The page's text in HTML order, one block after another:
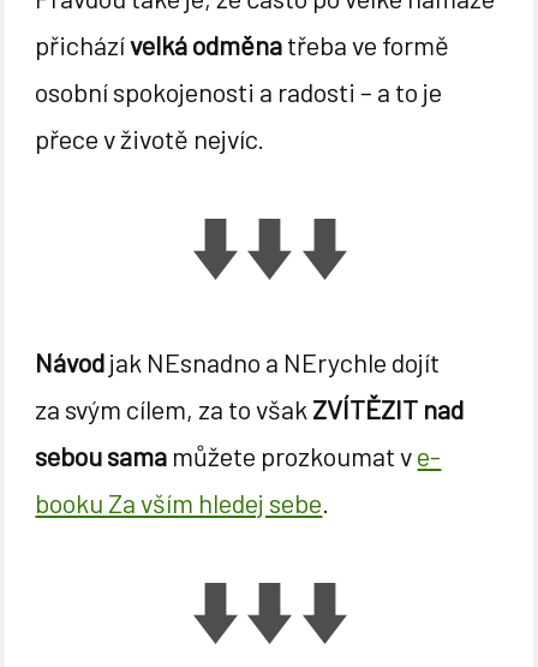
přicházívelká odměnatřeba ve formě
osobní spokojenosti a radosti – a to je
přece v životě nejvíc.
Návodjak NEsnadno a NErychle dojít
za svým cílem, za to však ZVÍTĚZIT nad
sebou sama můžete prozkoumat ve-
booku Za vším hledej sebe.